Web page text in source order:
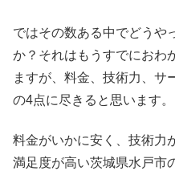
ではその数ある中でどうや
か？それはもうすでにおわ
ますが、料金、技術力、サ
の4点に尽きると思います。
料金がいかに安く、技術力
満足度が高い茨城県水戸市